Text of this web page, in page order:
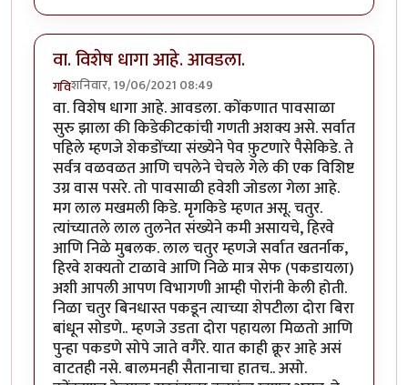
वा. विशेष धागा आहे. आवडला.
गविशनिवार, 19/06/2021 08:49
वा. विशेष धागा आहे. आवडला. कोंकणात पावसाळा
सुरु झाला की किडेकीटकांची गणती अशक्य असे. सर्वात
पहिले म्हणजे शेकडोंच्या संख्येने पेव फ़ुटणारे पैसेकिडे. ते
सर्वत्र वळवळत आणि चपलेने चेचले गेले की एक विशिष्ट
उग्र वास पसरे. तो पावसाळी हवेशी जोडला गेला आहे.
मग लाल मखमली किडे. मृगकिडे म्हणत असू. चतुर.
त्यांच्यातले लाल तुलनेत संख्येने कमी असायचे, हिरवे
आणि निळे मुबलक. लाल चतुर म्हणजे सर्वात खतर्नाक,
हिरवे शक्यतो टाळावे आणि निळे मात्र सेफ (पकडायला)
अशी आपली आपण विभागणी आम्ही पोरांनी केली होती.
निळा चतुर बिनधास्त पकडून त्याच्या शेपटीला दोरा बिरा
बांधून सोडणे.. म्हणजे उडता दोरा पहायला मिळतो आणि
पुन्हा पकडणे सोपे जाते वगैरे. यात काही क्रूर आहे असं
वाटतही नसे. बालमनही सैतानाचा हातच.. असो.